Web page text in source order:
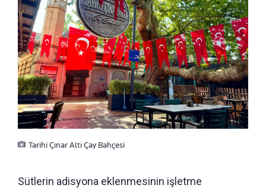
Tarihi Çınar Altı Çay Bahçesi
Sütlerin adisyona eklenmesinin işletme